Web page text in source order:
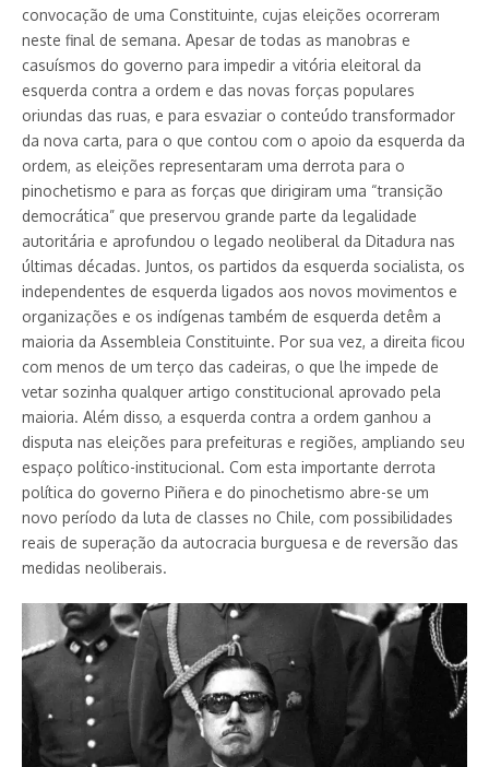
convocação de uma Constituinte, cujas eleições ocorreram
neste final de semana. Apesar de todas as manobras e
casuísmos do governo para impedir a vitória eleitoral da
esquerda contra a ordem e das novas forças populares
oriundas das ruas, e para esvaziar o conteúdo transformador
da nova carta, para o que contou com o apoio da esquerda da
ordem, as eleições representaram uma derrota para o
pinochetismo e para as forças que dirigiram uma “transição
democrática” que preservou grande parte da legalidade
autoritária e aprofundou o legado neoliberal da Ditadura nas
últimas décadas. Juntos, os partidos da esquerda socialista, os
independentes de esquerda ligados aos novos movimentos e
organizações e os indígenas também de esquerda detêm a
maioria da Assembleia Constituinte. Por sua vez, a direita ficou
com menos de um terço das cadeiras, o que lhe impede de
vetar sozinha qualquer artigo constitucional aprovado pela
maioria. Além disso, a esquerda contra a ordem ganhou a
disputa nas eleições para prefeituras e regiões, ampliando seu
espaço político-institucional. Com esta importante derrota
política do governo Piñera e do pinochetismo abre-se um
novo período da luta de classes no Chile, com possibilidades
reais de superação da autocracia burguesa e de reversão das
medidas neoliberais.